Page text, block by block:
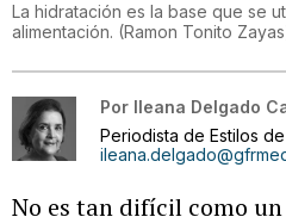
La hidratación es la base que se
alimentación. (Ramon Tonito Zayas
Por Ileana Delgado
Periodista de Estilos
No es tan difícil como un